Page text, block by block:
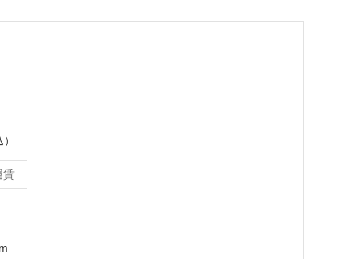
賃